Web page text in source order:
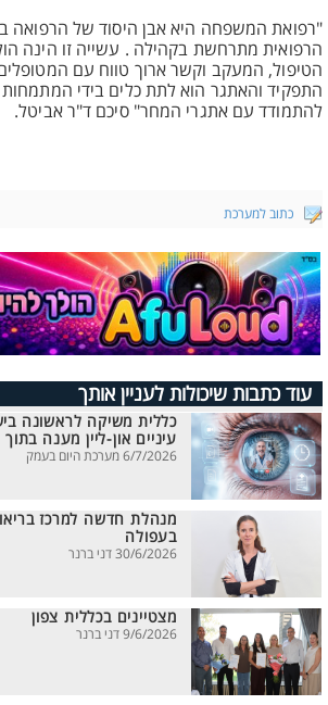
"רפואת המשפחה היא אבן היסוד של הרפואה
הרפואית מתרחשת בקהילה . עשייה זו הינה
הטיפול, המעקב וקשר ארוך טווח עם
התפקיד והאתגר הוא לתת כלים בידי
להתמודד עם אתגרי המחר" סיכם ד"ר אביטל.
כתוב למערכת
עוד כתבות שיכולות לעניין אותך
כללית משיקה לראשונה
עיניים און-ליין מענה
6/7/2026 מערכת היום בעמק
מנהלת חדשה למרכז
בעפולה
30/6/2026 דני ברנר
מצטיינים בכללית צפון
9/6/2026 דני ברנר